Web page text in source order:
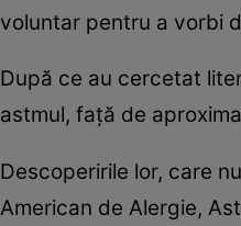
voluntar pentru a vorbi
După ce au cercetat
astmul, față de
Descoperirile lor, care
American de Alergie,